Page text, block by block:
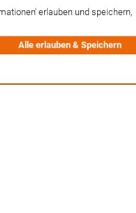
19% MwSt.,zzgl.
Rabatt bei Vorkasse per
1
erlauben und speichern,
Alle erlauben & Speichern